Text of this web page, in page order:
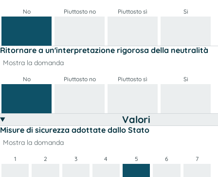
No Piuttosto no Piuttosto sì Si
Ritornare a un'interpretazione rigorosa della neutralità
Mostra la domanda
No Piuttosto no Piuttosto sì Si
Valori
Misure di sicurezza adottate dallo Stato
Mostra la domanda
1 2 3 4 5 6 7